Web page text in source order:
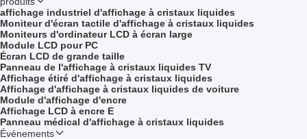
affichage industriel d'affichage à cristaux liquides
Moniteur d'écran tactile d'affichage à cristaux liquides
Moniteurs d'ordinateur LCD à écran large
Module LCD pour PC
Écran LCD de grande taille
Panneau de l'affichage à cristaux liquides TV
Affichage étiré d'affichage à cristaux liquides
Affichage d'affichage à cristaux liquides de voiture
Module d'affichage d'encre
Affichage LCD à encre E
Panneau médical d'affichage à cristaux liquides
Événements